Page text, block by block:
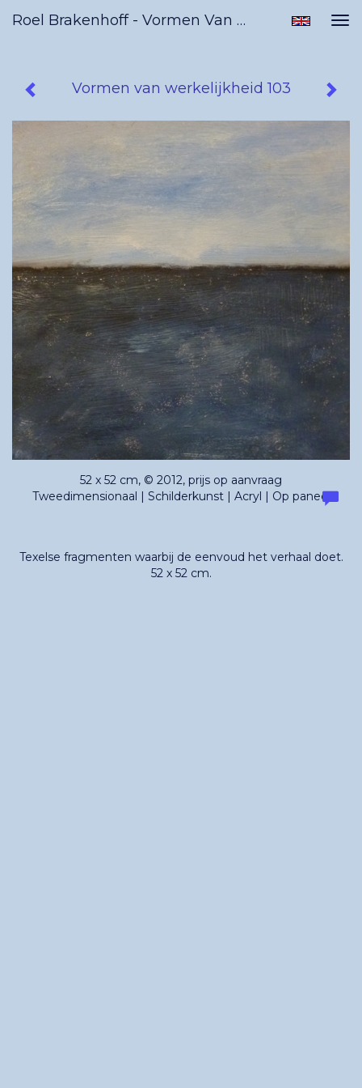
Roel Brakenhoff - Vormen Van Werkelijkheid 103
Vormen van werkelijkheid 103
52 x 52 cm, © 2012, prijs op aanvraag
Tweedimensionaal | Schilderkunst | Acryl | Op paneel
Texelse fragmenten waarbij de eenvoud het verhaal doet.
52 x 52 cm.